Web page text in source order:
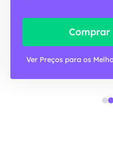
Comprar
Ver Preços para os